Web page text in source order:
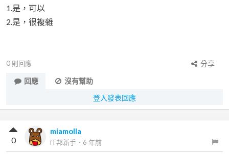
1.是，可以
2.是，很複雜
0 則回應
分享
回應
沒有幫助
登入發表回應
miamolla
iT邦新手 ． 6 年前
0